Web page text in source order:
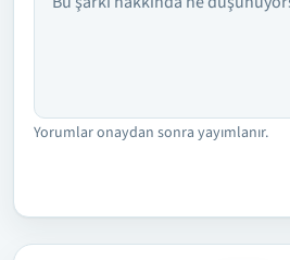
Yorumlar onaydan sonra yayımlanır.